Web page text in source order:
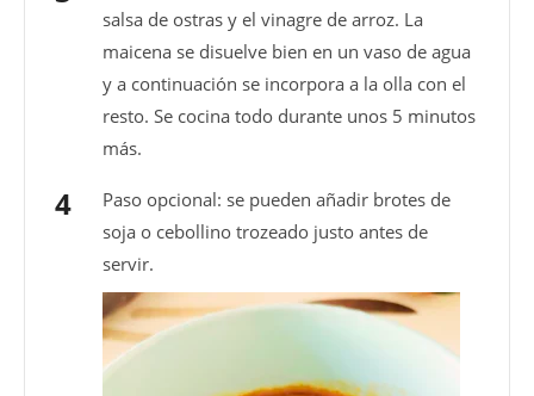
salsa de ostras y el vinagre de arroz. La
maicena se disuelve bien en un vaso de agua
y a continuación se incorpora a la olla con el
resto. Se cocina todo durante unos 5 minutos
más.
Paso opcional: se pueden añadir brotes de
soja o cebollino trozeado justo antes de
servir.